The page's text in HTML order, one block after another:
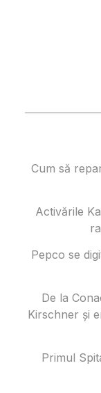
Cum să
Activările
Pepco se
De la
Kirschner și
Primul